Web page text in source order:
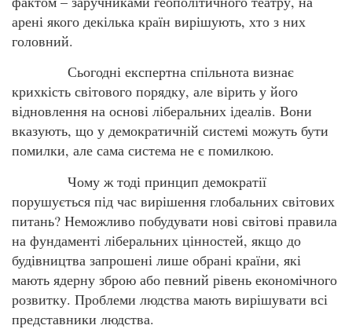
арені якого декілька країн вирішують, хто з них
головний.
Сьогодні експертна спільнота визнає
крихкість світового порядку, але вірить у його
відновлення на основі ліберальних ідеалів. Вони
вказують, що у демократичній системі можуть бути
помилки, але сама система не є помилкою.
Чому ж тоді принцип демократії
порушується під час вирішення глобальних світових
питань? Неможливо побудувати нові світові правила
на фундаменті ліберальних цінностей, якщо до
будівництва запрошені лише обрані країни, які
мають ядерну зброю або певний рівень економічного
розвитку. Проблеми людства мають вирішувати всі
представники людства.